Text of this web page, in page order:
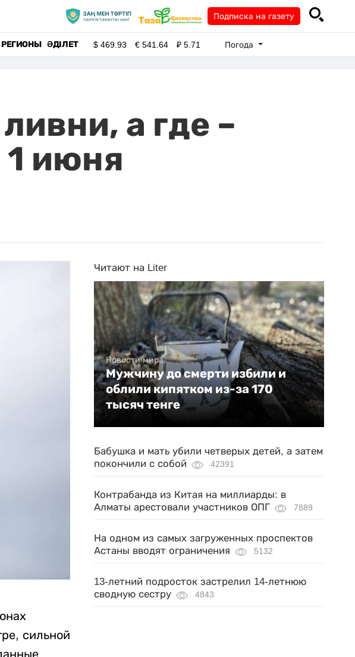
Подписка на газету
РЕГИОНЫ ӘДІЛЕТ $469.93 €541.64 ₽5.71 Погода
а где –
1 июня
сильной
Читают на Liter
Новости мира
Мужчину до смерти избили и
облили кипятком из-за 170
тысяч тенге
Бабушка и мать убили четверых детей, а затем
покончили с собой
42391
Контрабанда из Китая на миллиарды: в
Алматы арестовали участников ОПГ
7889
На одном из самых загруженных проспектов
Астаны вводят ограничения
5132
13-летний подросток застрелил 14-летнюю
сводную сестру
4843